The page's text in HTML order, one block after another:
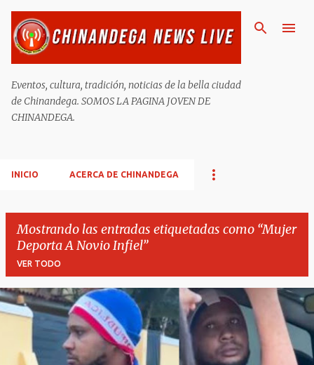
Eventos, cultura, tradición, noticias de la bella ciudad
de Chinandega. SOMOS LA PAGINA JOVEN DE
CHINANDEGA.
INICIO ACERCA DE CHINANDEGA
Mostrando las entradas etiquetadas como Mujer
Deporta A Novio Infiel
VER TODO
E